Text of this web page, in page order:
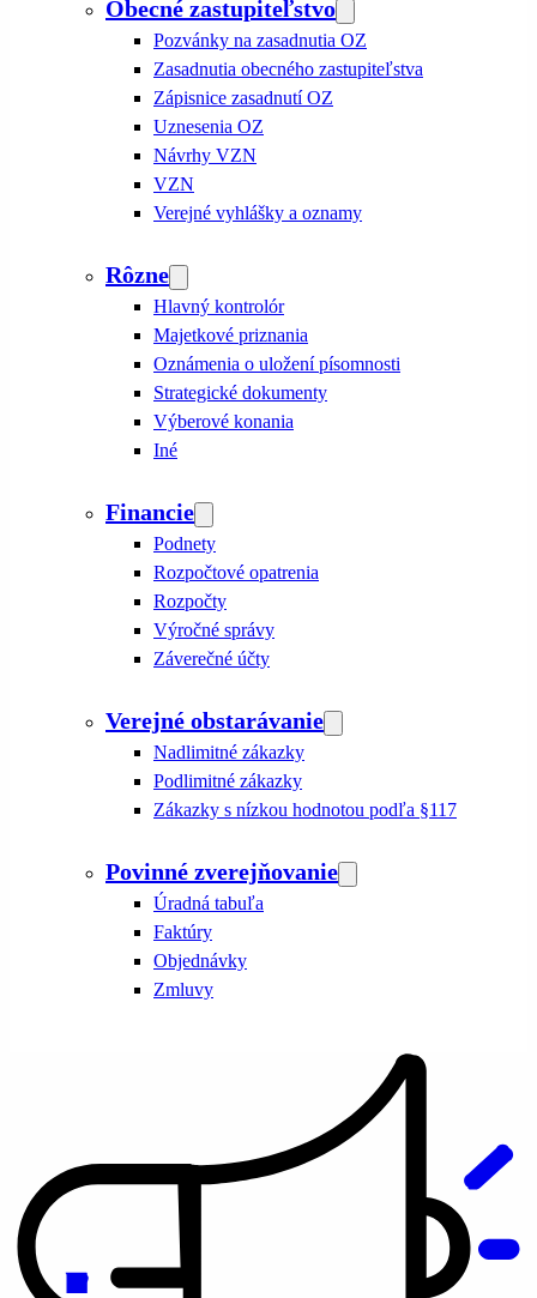
Obecné zastupiteľstvo
Pozvánky na zasadnutia OZ
Zasadnutia obecného zastupiteľstva
Zápisnice zasadnutí OZ
Uznesenia OZ
Návrhy VZN
VZN
Verejné vyhlášky a oznamy
Rôzne
Hlavný kontrolór
Majetkové priznania
Oznámenia o uložení písomnosti
Strategické dokumenty
Výberové konania
Iné
Financie
Podnety
Rozpočtové opatrenia
Rozpočty
Výročné správy
Záverečné účty
Verejné obstarávanie
Nadlimitné zákazky
Podlimitné zákazky
Zákazky s nízkou hodnotou podľa §117
Povinné zverejňovanie
Úradná tabuľa
Faktúry
Objednávky
Zmluvy